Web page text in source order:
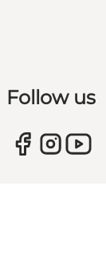
Follow us